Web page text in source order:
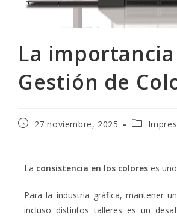
La
Gestión de
27 noviembre, 2025
La consistencia en los colores es
Para la industria gráfica, mantener
incluso distintos talleres es un